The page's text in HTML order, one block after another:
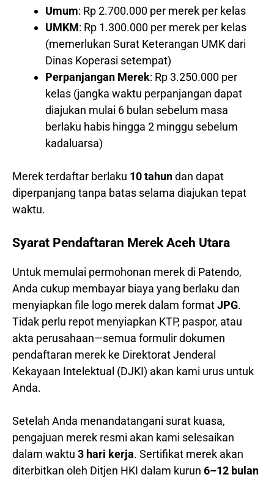
Umum: Rp 2.700.000 per merek per kelas
UMKM: Rp 1.300.000 per merek per kelas
(memerlukan Surat Keterangan UMK dari
Dinas Koperasi setempat)
Perpanjangan Merek: Rp 3.250.000 per
kelas (jangka waktu perpanjangan dapat
diajukan mulai 6 bulan sebelum masa
berlaku habis hingga 2 minggu sebelum
kadaluarsa)
Merek terdaftar berlaku 10 tahundan dapat
diperpanjang tanpa batas selama diajukan tepat
waktu.
Syarat Pendaftaran Merek Aceh Utara
Untuk memulai permohonan merek di Patendo,
Anda cukup membayar biaya yang berlaku dan
menyiapkan file logo merek dalam formatJPG.
Tidak perlu repot menyiapkan KTP, paspor, atau
akta perusahaan—semua formulir dokumen
pendaftaran merek ke Direktorat Jenderal
Kekayaan Intelektual (DJKI) akan kami urus untuk
Anda.
Setelah Anda menandatangani surat kuasa,
pengajuan merek resmi akan kami selesaikan
dalam waktu 3 hari kerja. Sertifikat merek akan
diterbitkan oleh Ditjen HKI dalam kurun 6–12 bulan